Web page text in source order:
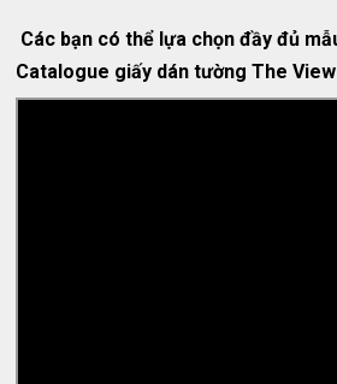
Các bạn có thể lựa chọnđầy đủ
Catalogue giấy dán tường The